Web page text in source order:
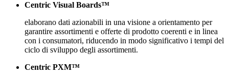
Centric Visual Boards™
elaborano dati azionabili in una visione a orientamento per
garantire assortimenti e offerte di prodotto coerenti e in linea
con i consumatori, riducendo in modo significativo i tempi del
ciclo di sviluppo degli assortimenti.
Centric PXM™